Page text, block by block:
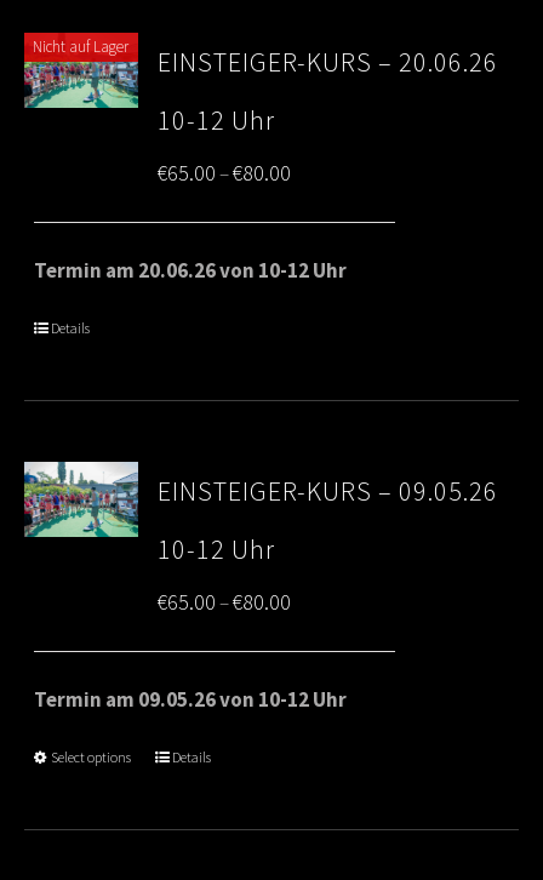
Nicht auf Lager
EINSTEIGER-KURS – 20.06.26
10-12 Uhr
€65.00–€80.00
range:
€65.00
Termin am 20.06.26 von 10-12 Uhr
Details
EINSTEIGER-KURS – 09.05.26
10-12 Uhr
€65.00–€80.00
range:
€65.00
Termin am 09.05.26 von 10-12 Uhr
Select options Details